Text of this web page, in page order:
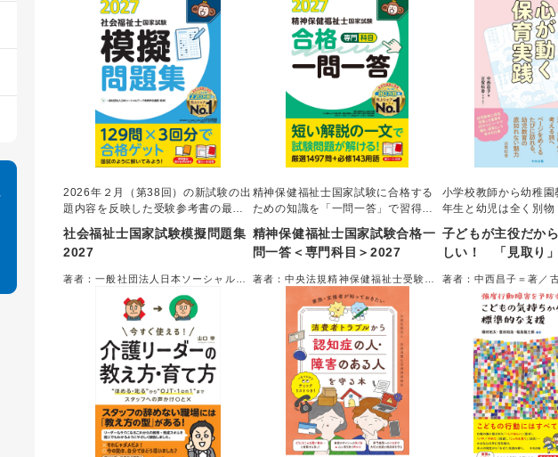
2026年２月（第38回）の新試験の出
題内容を反映した受験参考書の最新
版！
社会福祉士国家試験模擬問題集
2027
著者：一般社団法人日本ソーシャルワ
ーク教育学校連盟＝監修
精神保健福祉士国家試験に合格する
ための知識を「一問一答」で習得で
きる問題集
精神保健福祉士国家試験合格一
問一答＜専門科目＞2027
著者：中央法規精神保健福祉士受験対
小学校教師から幼稚
年生と幼児は全く別物
導いたのは、「教える
もと横並びでともに
換。幼児の溢れる生
真正面から向き合う現
まなざし」をアップデ
子どもが主役だか
しい！ 「見取り
著者：中西昌子＝著／